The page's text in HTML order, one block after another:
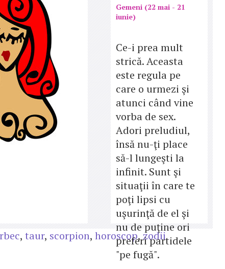
Gemeni (22 mai - 21
iunie)
Ce-i prea mult
strică. Aceasta
este regula pe
care o urmezi şi
atunci când vine
vorba de sex.
Adori preludiul,
însă nu-ţi place
să-l lungeşti la
infinit. Sunt şi
situaţii în care te
poţi lipsi cu
uşurinţă de el şi
nu de puţine ori
preferi partidele
"pe fugă".
, taur, scorpion, horoscop, zodii